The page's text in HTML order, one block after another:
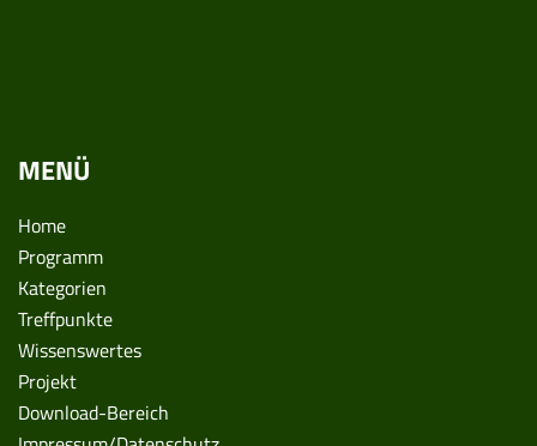
MENÜ
Home
Programm
Kategorien
Treffpunkte
Wissenswertes
Projekt
Download-Bereich